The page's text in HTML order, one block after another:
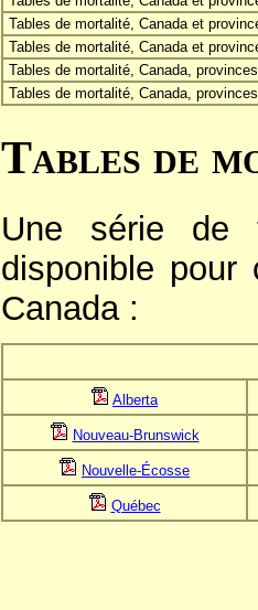
Tables de mortalité, Canada et
Tables de mortalité, Canada et
Tables de mortalité, Canada,
Tables de mortalité, Canada,
Tables de
Une série de
disponible pour
Canada :
Alberta
Nouveau-Brunswick
Nouvelle-Écosse
Québec